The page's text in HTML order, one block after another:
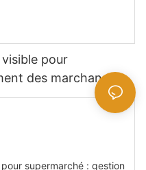
pour
des marchandises
des